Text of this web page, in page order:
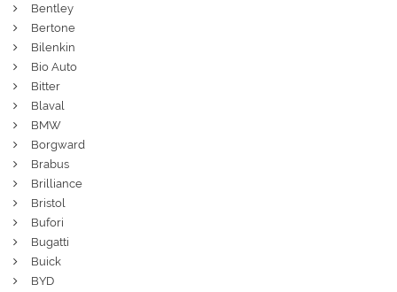
Bentley
Bertone
Bilenkin
Bio Auto
Bitter
Blaval
BMW
Borgward
Brabus
Brilliance
Bristol
Bufori
Bugatti
Buick
BYD